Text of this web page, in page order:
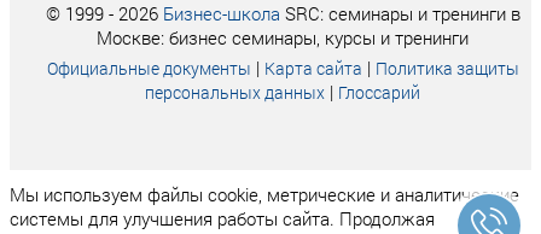
© 1999 - 2026 Бизнес-школа SRC: семинары и тренинги в
Москве: бизнес семинары, курсы и тренинги
Официальные документы | Карта сайта | Политика защиты
персональных данных | Глоссарий
Мы используем файлы cookie, метрические и аналитические
системы для улучшения работы сайта. Продолжая